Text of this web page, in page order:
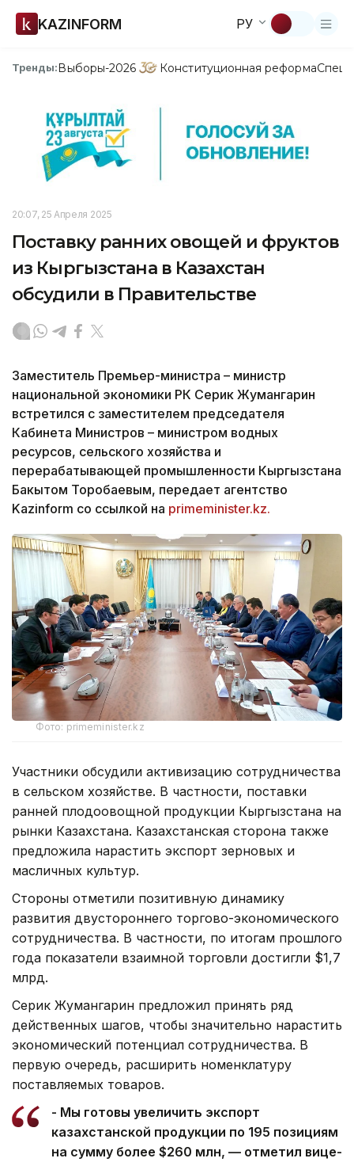
KAZINFORM РУ
Тренды:Выборы-2026 Конституционная реформа
20:07, 25 Апреля 2025
Поставку ранних овощей и фруктов
из Кыргызстана в Казахстан
обсудили в Правительстве
Заместитель Премьер-министра – министр
национальной экономики РК Серик Жумангарин
встретился с заместителем председателя
Кабинета Министров – министром водных
ресурсов, сельского хозяйства и
перерабатывающей промышленности Кыргызстана
Бакытом Торобаевым, передает агентство
Kazinform со ссылкой на primeminister.kz.
Фото: primeminister.kz
Участники обсудили активизацию сотрудничества
в сельском хозяйстве. В частности, поставки
ранней плодоовощной продукции Кыргызстана на
рынки Казахстана. Казахстанская сторона также
предложила нарастить экспорт зерновых и
масличных культур.
Стороны отметили позитивную динамику
развития двустороннего торгово-экономического
сотрудничества. В частности, по итогам прошлого
года показатели взаимной торговли достигли $1,7
млрд.
Серик Жумангарин предложил принять ряд
действенных шагов, чтобы значительно нарастить
экономический потенциал сотрудничества. В
первую очередь, расширить номенклатуру
поставляемых товаров.
- Мы готовы увеличить экспорт
казахстанской продукции по 195 позициям
на сумму более $260 млн, — отметил вице-